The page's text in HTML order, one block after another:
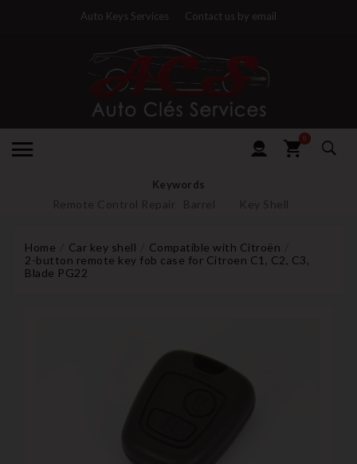
Auto Keys Services Contact us by email
0
Keywords
Remote Control Repair Barrel Key Shell
Home Car key shell
Compatible with Citroën
2-button remote key fob case for Citroen C1, C2, C3,
Blade PG22